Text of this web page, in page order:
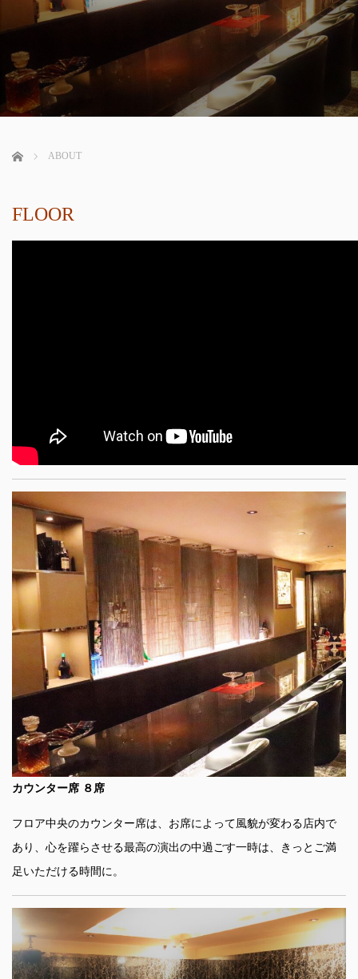
ホーム ABOUT
FLOOR
カウンター席 ８席
フロア中央のカウンター席は、お席によって風貌が変わる店内で
あり、心を躍らさせる最高の演出の中過ごす一時は、きっとご満
足いただける時間に。